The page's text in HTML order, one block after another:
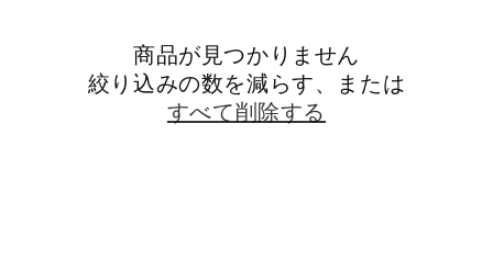
商品が見つかりません
絞り込みの数を減らす、または
すべて削除する